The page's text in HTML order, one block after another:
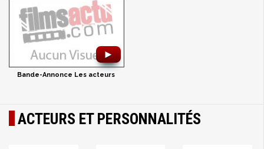
►
Bande-Annonce Les acteurs
ACTEURS ET PERSONNALITÉS